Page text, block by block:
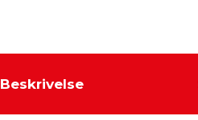
Beskrivelse